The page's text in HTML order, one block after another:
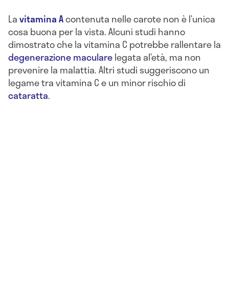
Lavitamina Acontenuta nelle carote non è l’unica
cosa buona per la vista. Alcuni studi hanno
dimostrato che la vitamina C potrebbe rallentare la
degenerazione macularelegata al’età, ma non
prevenire la malattia. Altri studi suggeriscono un
legame tra vitamina C e un minor rischio di
cataratta.